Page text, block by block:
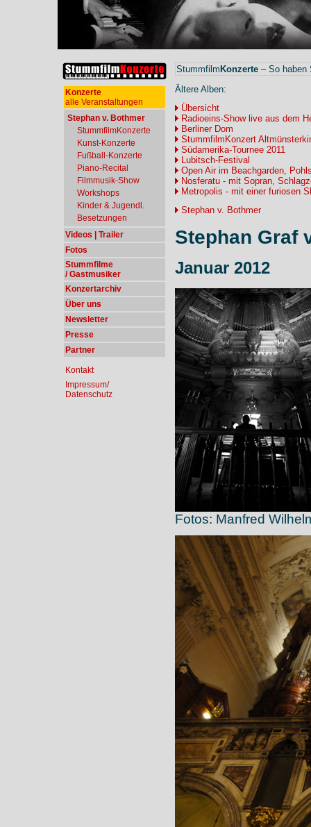
Konzerte
alle Veranstaltungen
Stephan v. Bothmer
StummfilmKonzerte
Kunst-Konzerte
Fußball-Konzerte
Piano-Recital
Filmmusik-Show
Workshops
Kinder & Jugendl.
Besetzungen
Videos | Trailer
Fotos
Stummfilme
/ Gastmusiker
Konzertarchiv
Über uns
Newsletter
Presse
Partner
Kontakt
Impressum/
Datenschutz
Stummfilm Konzerte – So haben
Ältere Alben:
Übersicht
Radioeins-Show live aus dem
Berliner Dom
StummfilmKonzert
Südamerika-Tournee 2011
Lubitsch-Festival
Open Air im Beachgarden,
Nosferatu - mit Sopran,
Metropolis - mit einer furiosen
Stephan v. Bothmer
Stephan Graf
Januar 2012
Fotos: Manfred